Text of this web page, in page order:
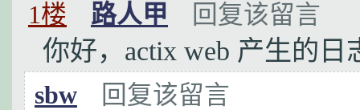
1楼 路人甲 回复该留言
你好，actix web 产生的
sbw 回复该留言